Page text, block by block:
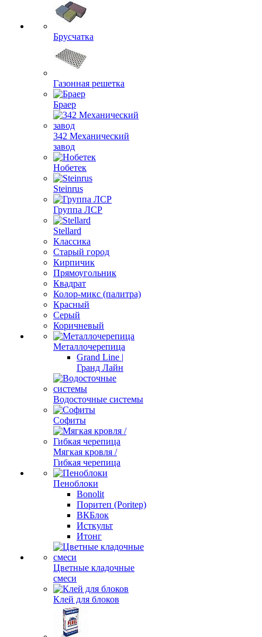
Брусчатка
Газонная решетка
Браер
342 Механический
завод
Нобетек
Steinrus
Группа ЛСР
Stellard
Классика
Старый город
Кирпичик
Прямоугольник
Квадрат
Колор-микс (палитра)
Красный
Серый
Коричневый
Металлочерепица
Grand Line |
Гранд Лайн
Водосточные системы
Софиты
Мягкая кровля /
Гибкая черепица
Пеноблоки
Bonolit
Поритеп (Poritep)
ВКБлок
Исткульт
Итонг
Цветные кладочные
смеси
Клей для блоков